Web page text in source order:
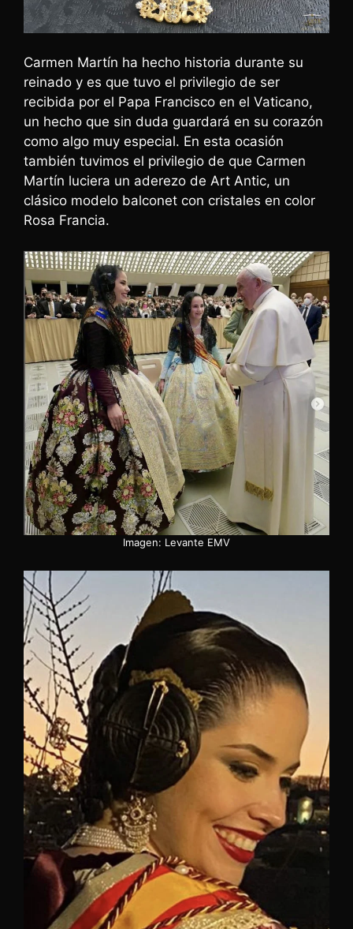
Carmen Martín ha hecho historia durante su
reinado y es que tuvo el privilegio de ser
recibida por el Papa Francisco en el Vaticano,
un hecho que sin duda guardará en su corazón
como algo muy especial. En esta ocasión
también tuvimos el privilegio de que Carmen
Martín luciera un aderezo de Art Antic, un
clásico modelo balconet con cristales en color
Rosa Francia.
Imagen: Levante EMV